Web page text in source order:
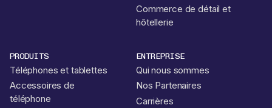
Commerce de détail et
hôtellerie
PRODUITS
Téléphones et tablettes
Accessoires de
téléphone
ENTREPRISE
Qui nous sommes
Nos Partenaires
Carrières